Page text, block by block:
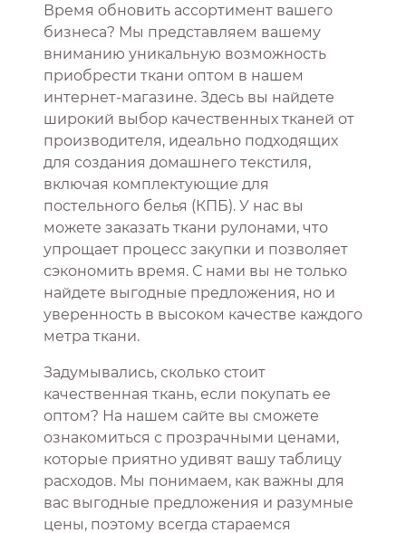
Время обновить ассортимент вашего
бизнеса? Мы представляем вашему
вниманию уникальную возможность
приобрести ткани оптом в нашем
интернет-магазине. Здесь вы найдете
широкий выбор качественных тканей от
производителя, идеально подходящих
для создания домашнего текстиля,
включая комплектующие для
постельного белья (КПБ). У нас вы
можете заказать ткани рулонами, что
упрощает процесс закупки и позволяет
сэкономить время. С нами вы не только
найдете выгодные предложения, но и
уверенность в высоком качестве каждого
метра ткани.
Задумывались, сколько стоит
качественная ткань, если покупать ее
оптом? На нашем сайте вы сможете
ознакомиться с прозрачными ценами,
которые приятно удивят вашу таблицу
расходов. Мы понимаем, как важны для
вас выгодные предложения и разумные
цены, поэтому всегда стараемся